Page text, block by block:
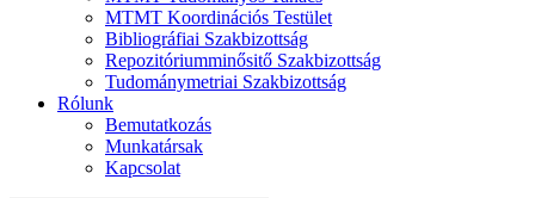
MTMT Koordinációs Testület
Bibliográfiai Szakbizottság
Repozitóriumminősitő Szakbizottság
Tudománymetriai Szakbizottság
Rólunk
Bemutatkozás
Munkatársak
Kapcsolat